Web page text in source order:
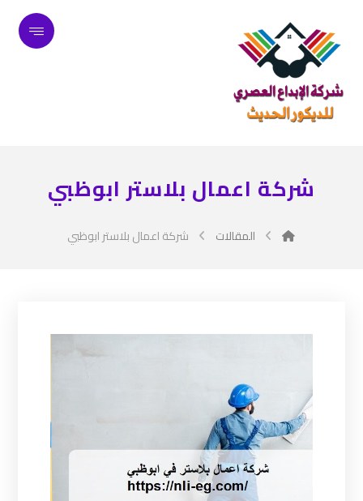
شركة اعمال بلاستر ابوظبي
المقالات شركة اعمال بلاستر ابوظبي